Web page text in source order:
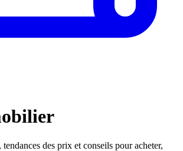
des prix et conseils pour acheter,